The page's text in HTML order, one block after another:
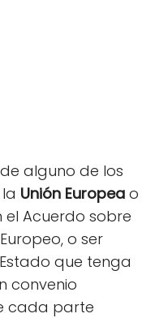
de alguno de los
Unión Europea o
Acuerdo sobre
o ser
que tenga
convenio
cada parte